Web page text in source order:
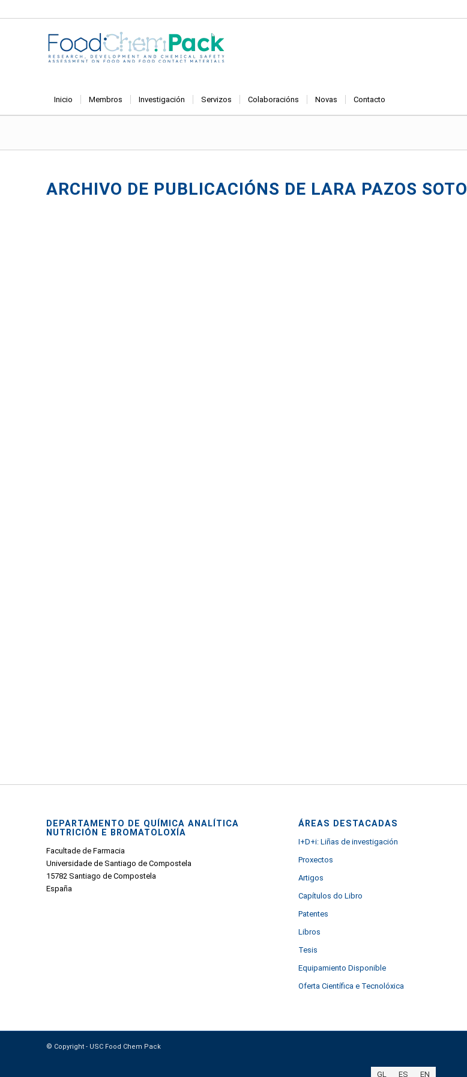
Inicio Membros Investigación Servizos Colaboracións Novas Contacto
ARCHIVO DE PUBLICACIÓNS DE LARA PAZOS SOTO
DEPARTAMENTO DE QUÍMICA ANALÍTICA
NUTRICIÓN E BROMATOLOXÍA
Facultade de Farmacia
Universidade de Santiago de Compostela
15782 Santiago de Compostela
España
ÁREAS DESTACADAS
I+D+i: Liñas de investigación
Proxectos
Artigos
Capítulos do Libro
Patentes
Libros
Tesis
Equipamiento Disponible
Oferta Científica e Tecnolóxica
© Copyright - USC Food Chem Pack
GL ES EN